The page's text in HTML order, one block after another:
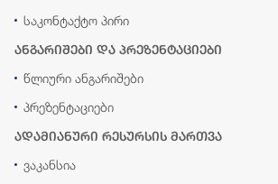
საკონტაქტო პირი
ანგარიშები და პრეზენტაციები
წლიური ანგარიშები
პრეზენტაციები
ადამიანური რესურსის მართვა
ვაკანსია